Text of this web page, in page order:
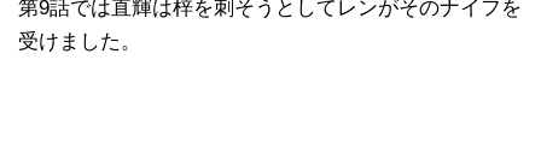
第9話では直輝は梓を刺そうとしてレンがそのナイフを
受けました。